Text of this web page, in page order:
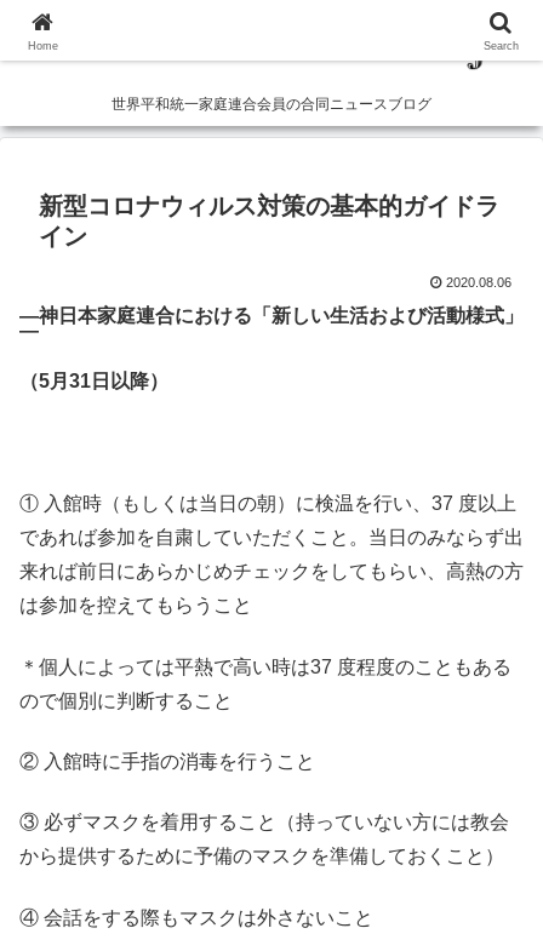
世界平和統一家庭連合会員の合同ニュースブログ
新型コロナウィルス対策の基本的ガイドラ
イン
2020.08.06
―神日本家庭連合における「新しい生活および活動様式」
―
（5月31日以降）
① 入館時（もしくは当日の朝）に検温を行い、37 度以上
であれば参加を自粛していただくこと。当日のみならず出
来れば前日にあらかじめチェックをしてもらい、高熱の方
は参加を控えてもらうこと
＊個人によっては平熱で高い時は37 度程度のこともある
ので個別に判断すること
② 入館時に手指の消毒を行うこと
③ 必ずマスクを着用すること（持っていない方には教会
から提供するために予備のマスクを準備しておくこと）
④ 会話をする際もマスクは外さないこと
Home Search